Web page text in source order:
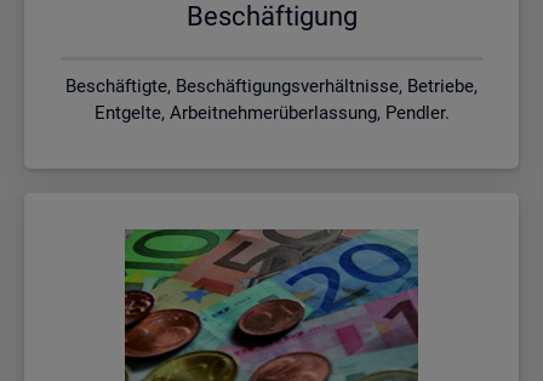
Be­schäf­ti­gung
Beschäftigte, Beschäftigungsverhältnisse, Betriebe,
Entgelte, Arbeitnehmerüberlassung, Pendler.